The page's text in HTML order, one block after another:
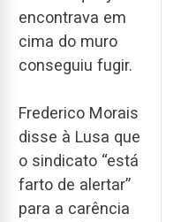
encontrava em
cima do muro
conseguiu fugir.
Frederico Morais
disse à Lusa que
o sindicato “está
farto de alertar”
para a carência